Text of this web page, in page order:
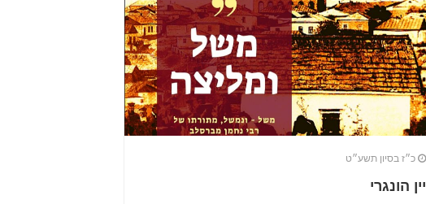
כ״ז בסיון תשע״ט
יין הונגרי